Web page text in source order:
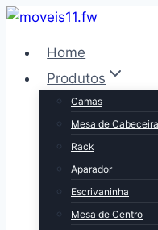
Pular
Conteúdo
Home
Produtos
Camas
Mesa de Cabeceira
Rack
Aparador
Escrivaninha
Mesa de Centro